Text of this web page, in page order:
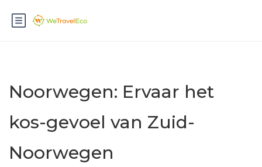
Noorwegen: Ervaar het
kos-gevoel van Zuid-
Noorwegen